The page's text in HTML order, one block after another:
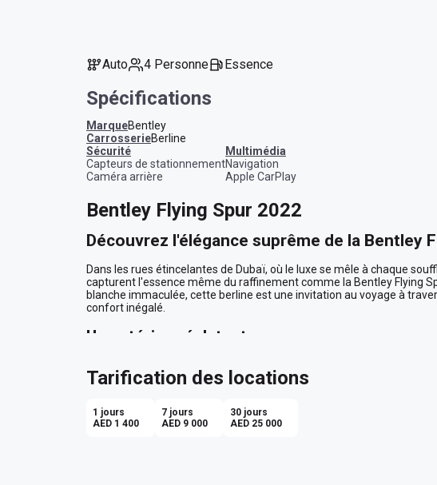
Auto 4 Personne Essence
Spécifications
MarqueBentley
CarrosserieBerline
sécurité
Capteurs de stationnement
Caméra arrière
multimédia
Navigation
Apple CarPlay
Bentley Flying Spur 2022
Découvrez l'élégance suprême de la Bentley
Dans les rues étincelantes de Dubaï, où le luxe se mêle à chaque
capturent l'essence même du raffinement comme la Bentley Flying
blanche immaculée, cette berline est une invitation au voyage à
confort inégalé.
Un extérieur éclatant
regards admirateurs par son allure majestueuse. Son blanc perle
raffinement.
Tarification des locations
1 jours
AED 1 400
7 jours
AED 9 000
30 jours
AED 25 000